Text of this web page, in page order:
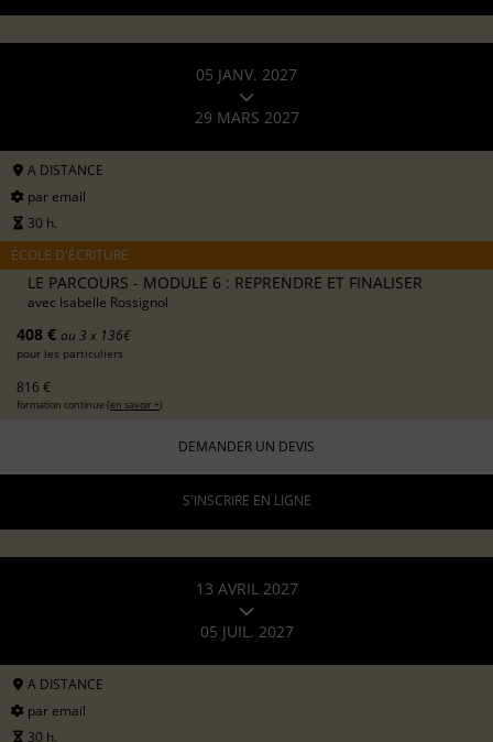
05 JANV. 2027
29 MARS 2027
A DISTANCE
par email
30 h.
ÉCOLE D'ÉCRITURE
LE PARCOURS - MODULE 6 : REPRENDRE ET FINALISER
avec Isabelle Rossignol
408 € ou 3 x 136€
pour les particuliers
816 €
formation continue (en savoir +)
DEMANDER UN DEVIS
S'INSCRIRE EN LIGNE
13 AVRIL 2027
05 JUIL. 2027
A DISTANCE
par email
30 h.